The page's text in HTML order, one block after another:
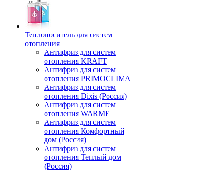
Теплоноситель для систем
отопления
Антифриз для систем
отопления KRAFT
Антифриз для систем
отопления PRIMOCLIMA
Антифриз для систем
отопления Dixis (Россия)
Антифриз для систем
отопления WARME
Антифриз для систем
отопления Комфортный
дом (Россия)
Антифриз для систем
отопления Теплый дом
(Россия)